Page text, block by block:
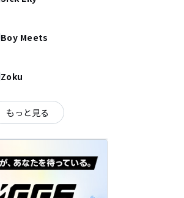
Boy Meets
Zoku
もっと見る